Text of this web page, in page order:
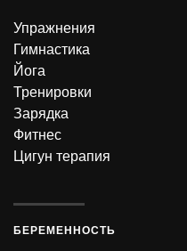
Упражнения
Гимнастика
Йога
Тренировки
Зарядка
Фитнес
Цигун терапия
БЕРЕМЕННОСТЬ